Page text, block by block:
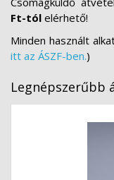
Ft-tól elérhető!
Minden használt
itt az ÁSZF-ben.)
Legnépszerűbb